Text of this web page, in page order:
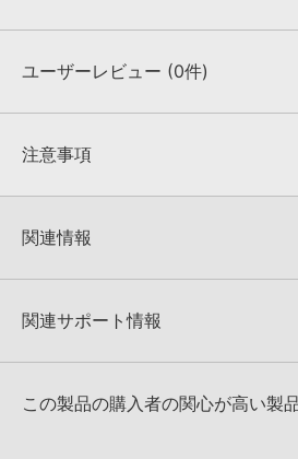
収録ファイル一覧
ユーザーレビュー (0件)
★★★★★
★5
★4
★1
注意事項
KONTAKTフォーマットは、
でお使いいただけます。無償版の
4GBを超えるデータに関するご注意：
きます際には、NTFSやHFS＋でフォー
いただく必要がございます。
関連情報
JOSU FREIRE PRESENTS MINIMAL
関連サポート情報
加方法
この製品の購入者の関心が高い製